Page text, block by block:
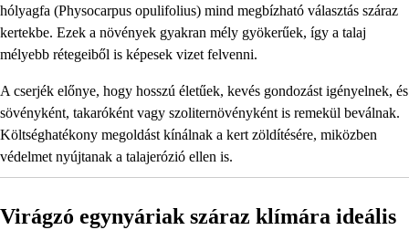
hólyagfa (Physocarpus opulifolius) mind megbízható választás száraz
kertekbe. Ezek a növények gyakran mély gyökerűek, így a talaj
mélyebb rétegeiből is képesek vizet felvenni.
A cserjék előnye, hogy hosszú életűek, kevés gondozást igényelnek, és
sövényként, takaróként vagy szoliternövényként is remekül beválnak.
Költséghatékony megoldást kínálnak a kert zöldítésére, miközben
védelmet nyújtanak a talajerózió ellen is.
Virágzó egynyáriak száraz klímára ideális